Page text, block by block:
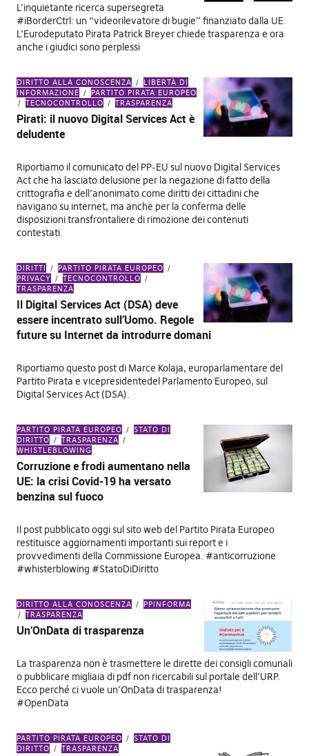
L’inquietante ricerca supersegreta
#iBorderCtrl: un “videorilevatore di bugie” finanziato dalla UE.
L’Eurodeputato Pirata Patrick Breyer chiede trasparenza e ora
anche i giudici sono perplessi
DIRITTO ALLA CONOSCENZA
LIBERTÀ DI
INFORMAZIONE
PARTITO PIRATA EUROPEO
TECNOCONTROLLO
TRASPARENZA
Pirati: il nuovo Digital Services Act è
deludente
Riportiamo il comunicato del PP-EU sul nuovo Digital Services
Act che ha lasciato delusione per la negazione di fatto della
crittografia e dell’anonimato come diritti dei cittadini che
navigano su internet, ma anche per la conferma delle
disposizioni transfrontaliere di rimozione dei contenuti
contestati.
DIRITTI
PARTITO PIRATA EUROPEO
PRIVACY
TECNOCONTROLLO
TRASPARENZA
Il Digital Services Act (DSA) deve
essere incentrato sull’Uomo. Regole
future su Internet da introdurre domani
Riportiamo questo post di Marce Kolaja, europarlamentare del
Partito Pirata e vicepresidentedel Parlamento Europeo, sul
Digital Services Act (DSA).
PARTITO PIRATA EUROPEO
STATO DI
DIRITTO
TRASPARENZA
WHISTLEBLOWING
Corruzione e frodi aumentano nella
UE: la crisi Covid-19 ha versato
benzina sul fuoco
Il post pubblicato oggi sul sito web del Partito Pirata Europeo
restituisce aggiornamenti importanti sui report e i
provvedimenti della Commissione Europea. #anticorruzione
#whisterblowing #StatoDiDiritto
DIRITTO ALLA CONOSCENZA
PPINFORMA
TRASPARENZA
Un’OnData di trasparenza
La trasparenza non è trasmettere le dirette dei consigli comunali
o pubblicare migliaia di pdf non ricercabili sul portale dell’URP.
Ecco perché ci vuole un’OnData di trasparenza!
#OpenData
PARTITO PIRATA EUROPEO
STATO DI
DIRITTO
TRASPARENZA